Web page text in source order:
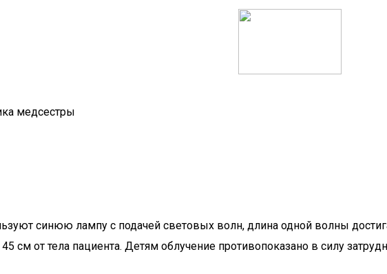
медсестры
синюю лампу с подачей световых волн, длина одной волны
см от тела пациента. Детям облучение противопоказано в силу